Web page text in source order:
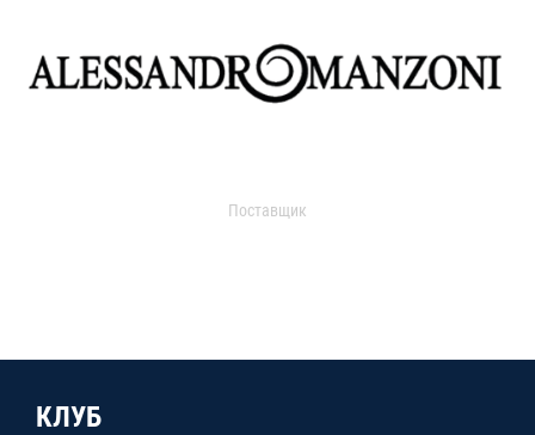
Поставщик
КЛУБ